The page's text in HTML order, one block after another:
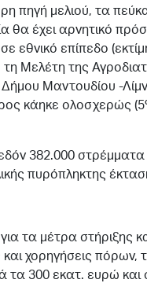
πηγή μελιού, τα
θα έχει αρνητικό
εθνικό επίπεδο
Μελέτη της
Μαντουδίου -
κάηκε ολοσχερώς
382.000 στρέμματα
πυρόπληκτης
τα μέτρα στήριξης
χορηγήσεις πόρων,
τα 300 εκατ. ευρώ